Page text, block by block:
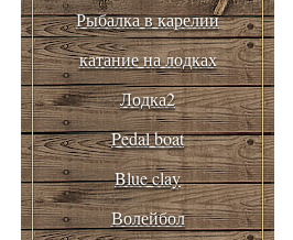
Рыбалка в карелии
катание на лодках
Лодка2
Pedal boat
Blue clay
Волейбол